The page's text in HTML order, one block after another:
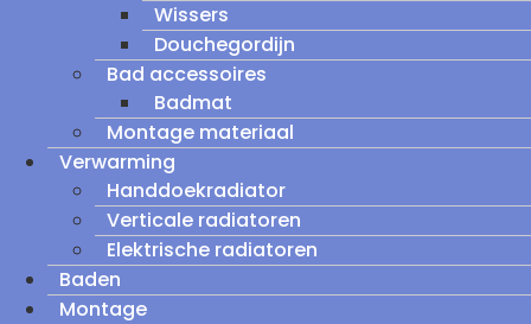
Wissers
Douchegordijn
Bad accessoires
Badmat
Montage materiaal
Verwarming
Handdoekradiator
Verticale radiatoren
Elektrische radiatoren
Baden
Montage